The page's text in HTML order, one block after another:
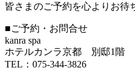
皆さまのご予約を心よりお待
■ご予約・お問合せ
kanra spa
ホテルカンラ京都 別邸1階
TEL：075-344-3826